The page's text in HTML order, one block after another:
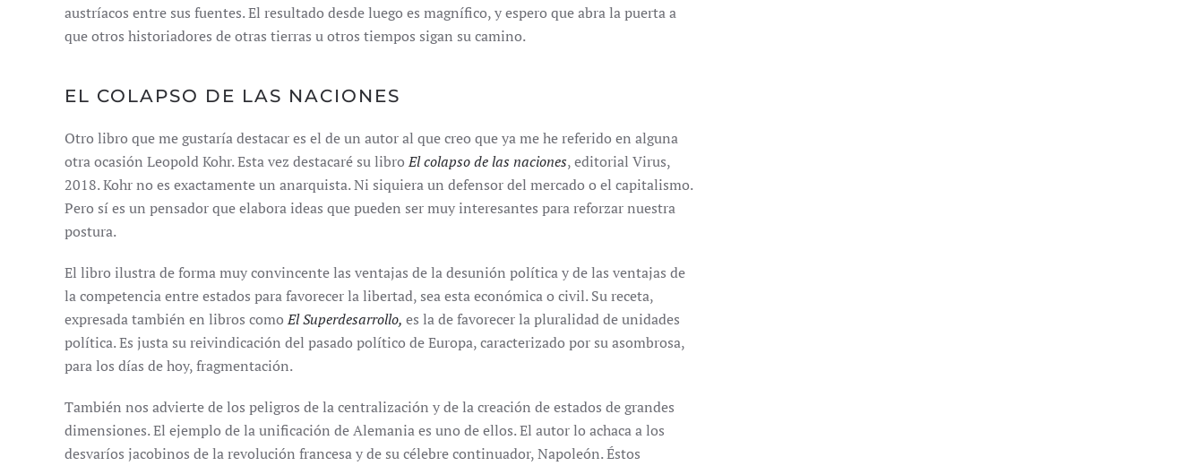
austríacos entre sus fuentes. El resultado desde luego es magnífico, y espero que abra la puerta a
que otros historiadores de otras tierras u otros tiempos sigan su camino.
EL COLAPSO DE LAS NACIONES
Otro libro que me gustaría destacar es el de un autor al que creo que ya me he referido en alguna
otra ocasión Leopold Kohr. Esta vez destacaré su libroEl colapso de las naciones, editorial Virus,
2018. Kohr no es exactamente un anarquista. Ni siquiera un defensor del mercado o el capitalismo.
Pero sí es un pensador que elabora ideas que pueden ser muy interesantes para reforzar nuestra
postura.
El libro ilustra de forma muy convincente las ventajas de la desunión política y de las ventajas de
la competencia entre estados para favorecer la libertad, sea esta económica o civil. Su receta,
expresada también en libros comoEl Superdesarrollo, es la de favorecer la pluralidad de unidades
política. Es justa su reivindicación del pasado político de Europa, caracterizado por su asombrosa,
para los días de hoy, fragmentación.
También nos advierte de los peligros de la centralización y de la creación de estados de grandes
dimensiones. El ejemplo de la unificación de Alemania es uno de ellos. El autor lo achaca a los
desvaríos jacobinos de la revolución francesa y de su célebre continuador, Napoleón. Éstos